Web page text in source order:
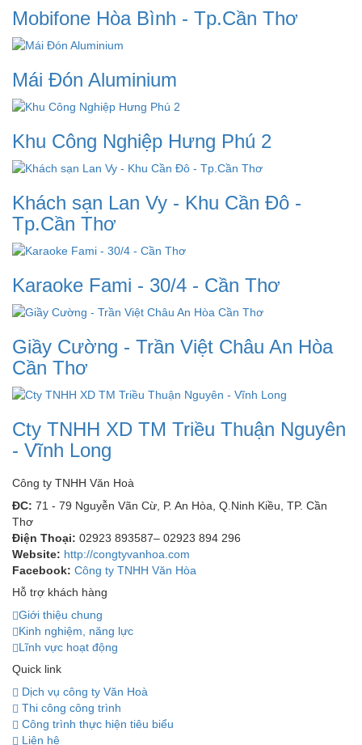
Mobifone Hòa Bình - Tp.Cần Thơ
Mái Đón Aluminium
Khu Công Nghiệp Hưng Phú 2
Khách sạn Lan Vy - Khu Cần Đô -
Tp.Cần Thơ
Karaoke Fami - 30/4 - Cần Thơ
Giầy Cường - Trần Việt Châu An Hòa
Cần Thơ
Cty TNHH XD TM Triều Thuận Nguyên
- Vĩnh Long
Công ty TNHH Văn Hoà
ĐC: 71 - 79 Nguyễn Vãn Cừ, P. An Hòa, Q.Ninh Kiều, TP. Cần
Thơ
Điện Thoại: 02923 893587– 02923 894 296
Website: http://congtyvanhoa.com
Facebook: Công ty TNHH Văn Hòa
Hỗ trợ khách hàng
Giới thiệu chung
Kinh nghiệm, năng lực
Lĩnh vực hoạt động
Quick link
Dịch vụ công ty Văn Hoà
Thi công công trình
Công trình thực hiện tiêu biểu
Liên hệ